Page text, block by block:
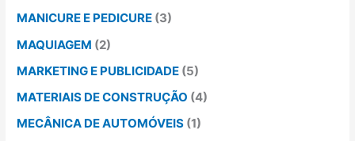
MANICURE E PEDICURE (3)
MAQUIAGEM (2)
MARKETING E PUBLICIDADE (5)
MATERIAIS DE CONSTRUÇÃO (4)
MECÂNICA DE AUTOMÓVEIS (1)